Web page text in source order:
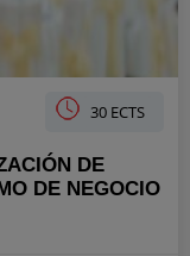
30 ECTS
DE
DE NEGOCIO